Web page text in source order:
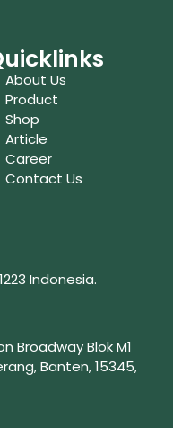
About Us
Product
Shop
Article
Career
Contact Us
Indonesia.
Broadway Blok M1
Banten, 15345,